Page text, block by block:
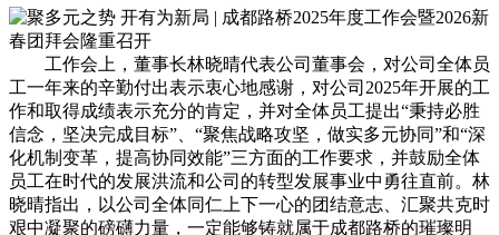
工作会上，董事长林晓晴代表公司董事会，对公司全体员
工一年来的辛勤付出表示衷心地感谢，对公司2025年开展的工
作和取得成绩表示充分的肯定，并对全体员工提出“秉持必胜
信念，坚决完成目标”、“聚焦战略攻坚，做实多元协同”和“深
化机制变革，提高协同效能”三方面的工作要求，并鼓励全体
员工在时代的发展洪流和公司的转型发展事业中勇往直前。林
晓晴指出，以公司全体同仁上下一心的团结意志、汇聚共克时
艰中凝聚的磅礴力量，一定能够铸就属于成都路桥的璀璨明